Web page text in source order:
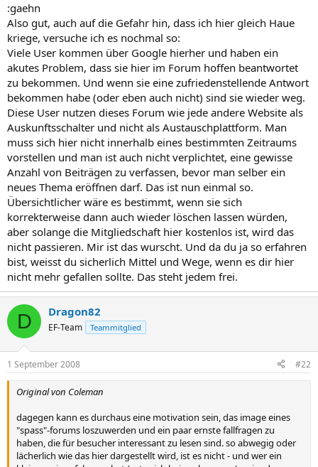
:gaehn
Also gut, auch auf die Gefahr hin, dass ich hier gleich Haue
kriege, versuche ich es nochmal so:
Viele User kommen über Google hierher und haben ein
akutes Problem, dass sie hier im Forum hoffen beantwortet
zu bekommen. Und wenn sie eine zufriedenstellende Antwort
bekommen habe (oder eben auch nicht) sind sie wieder weg.
Diese User nutzen dieses Forum wie jede andere Website als
Auskunftsschalter und nicht als Austauschplattform. Man
muss sich hier nicht innerhalb eines bestimmten Zeitraums
vorstellen und man ist auch nicht verplichtet, eine gewisse
Anzahl von Beiträgen zu verfassen, bevor man selber ein
neues Thema eröffnen darf. Das ist nun einmal so.
Übersichtlicher wäre es bestimmt, wenn sie sich
korrekterweise dann auch wieder löschen lassen würden,
aber solange die Mitgliedschaft hier kostenlos ist, wird das
nicht passieren. Mir ist das wurscht. Und da du ja so erfahren
bist, weisst du sicherlich Mittel und Wege, wenn es dir hier
nicht mehr gefallen sollte. Das steht jedem frei.
D Dragon82
EF-Team Teammitglied
1 September 2008 #22
Original von Coleman
dagegen kann es durchaus eine motivation sein, das image eines
"spass"-forums loszuwerden und ein paar ernste fallfragen zu
haben, die für besucher interessant zu lesen sind. so abwegig oder
lächerlich wie das hier dargestellt wird, ist es nicht - und wer ein